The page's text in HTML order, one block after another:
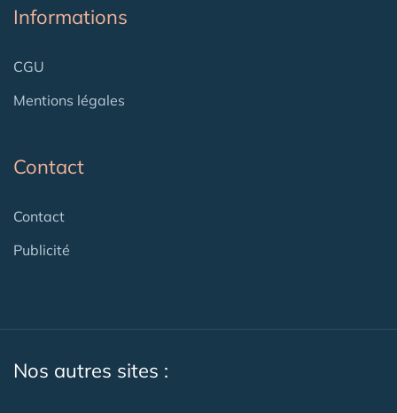
Informations
CGU
Mentions légales
Contact
Contact
Publicité
Nos autres sites :